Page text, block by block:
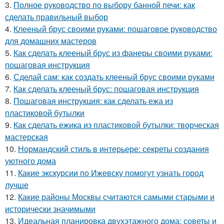
3. Полное руководство по выбору банной печи: как
сделать правильный выбор
4. Клееный брус своими руками: пошаговое руководство
для домашних мастеров
5. Как сделать клееный брус из фанеры своими руками:
пошаговая инструкция
6. Сделай сам: как создать клееный брус своими руками
7. Как сделать клееный брус: пошаговая инструкция
8. Пошаговая инструкция: как сделать ежа из
пластиковой бутылки
9. Как сделать ежика из пластиковой бутылки: творческая
мастерская
10. Нормандский стиль в интерьере: секреты создания
уютного дома
11. Какие экскурсии по Ижевску помогут узнать город
лучше
12. Какие районы Москвы считаются самыми старыми и
исторически значимыми
13. Идеальная планировка двухэтажного дома: советы и